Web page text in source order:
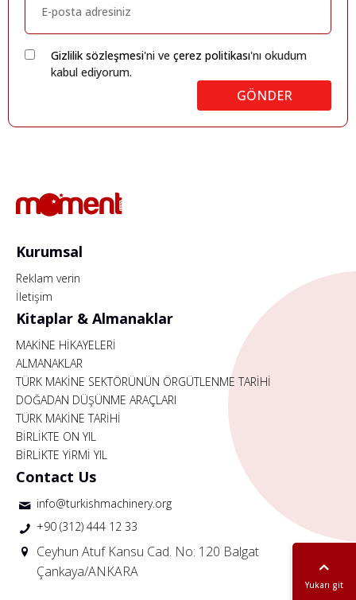
Gizlilik sözleşmesi'ni ve çerez politikası'nı okudum
kabul ediyorum.
GÖNDER
Yukarı git
Kurumsal
Reklam verin
İletişim
Kitaplar & Almanaklar
MAKİNE HİKAYELERİ
ALMANAKLAR
TÜRK MAKİNE SEKTÖRÜNÜN ÖRGÜTLENME TARİHİ
DOĞADAN DÜŞÜNME ARAÇLARI
TÜRK MAKİNE TARİHİ
BİRLİKTE ON YIL
BİRLİKTE YİRMİ YIL
Contact Us
info@turkishmachinery.org
+90 (312) 444 12 33
Ceyhun Atuf Kansu Cad. No: 120 Balgat
Çankaya/ANKARA